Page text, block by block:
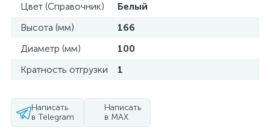
Цвет (Справочник)
Белый
Высота (мм)
166
Диаметр (мм)
100
Кратность отгрузки
1
Написать
в Telegram
Написать
в MAX